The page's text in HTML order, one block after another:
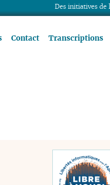
Contact Transcriptions
Des initiatives de